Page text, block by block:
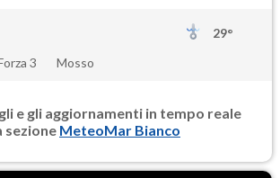
29°
3
Mosso
e gli aggiornamenti in tempo reale
sezione MeteoMar Bianco